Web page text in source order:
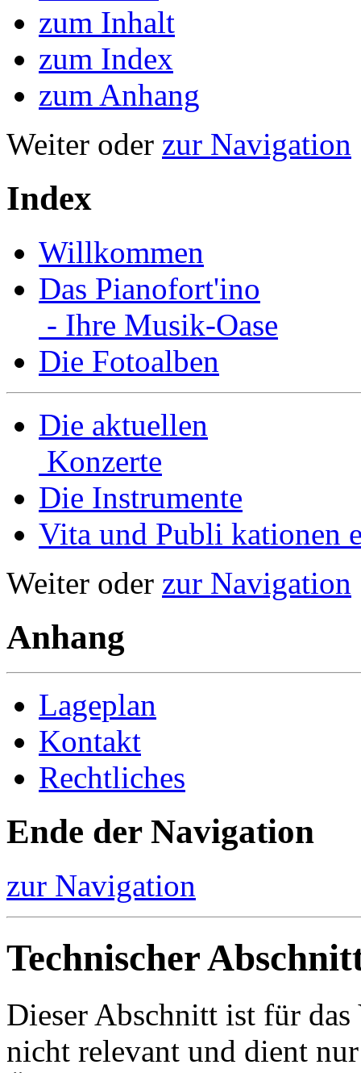
zum Inhalt
zum Index
zum Anhang
Weiter oder zur Navigation
Index
Willkommen
Das Pianofort'ino
- Ihre Musik-Oase
Die Fotoalben
Die aktuellen
Konzerte
Die Instrumente
Vita und Publi­ kationen
Weiter oder zur Navigation
Anhang
Lageplan
Kontakt
Rechtliches
Ende der Navigation
zur Navigation
Technischer
Dieser Abschnitt ist für das
nicht relevant und dient